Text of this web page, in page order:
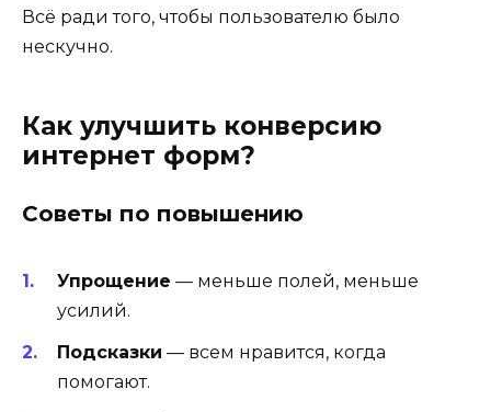
Всё ради того, чтобы пользователю было
нескучно.
Как улучшить конверсию
интернет форм?
Советы по повышению
Упрощение — меньше полей, меньше
усилий.
Подсказки — всем нравится, когда
помогают.